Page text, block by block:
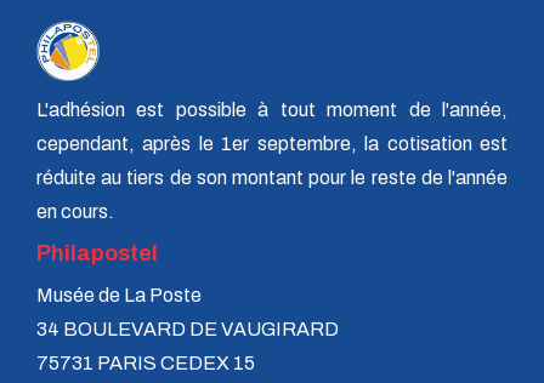
L'adhésion est possible à tout moment de l'année,
cependant, après le 1er septembre, la cotisation est
réduite au tiers de son montant pour le reste de l'année
en cours.
Philapostel
Musée de La Poste
34 BOULEVARD DE VAUGIRARD
75731 PARIS CEDEX 15